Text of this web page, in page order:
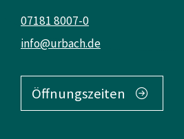
info@urbach.de
07181 8007-0
Öffnungszeiten